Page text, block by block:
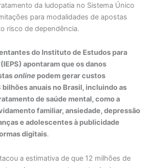
da ludopatia no Sistema Único
para modalidades de apostas
risco de dependência.
do Instituto de Estudos para
apontaram que os danos
online podem gerar custos
anuais no Brasil, incluindo as
de saúde mental, como a
familiar, ansiedade, depressão
e adolescentes à publicidade
digitais.
a estimativa de que 12 milhões de